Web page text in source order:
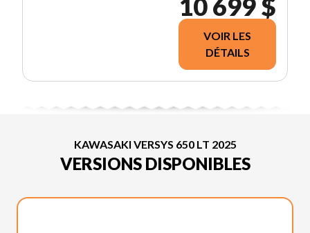
VOIR LES
DÉTAILS
KAWASAKI VERSYS 650 LT 2025
VERSIONS DISPONIBLES